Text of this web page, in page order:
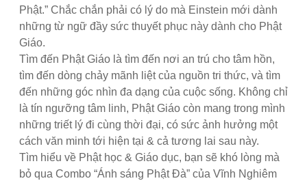
Phật.” Chắc chắn phải có lý do mà Einstein mới dành
những từ ngữ đầy sức thuyết phục này dành cho Phật
Giáo.
Tìm đến Phật Giáo là tìm đến nơi an trú cho tâm hồn,
tìm đến dòng chảy mãnh liệt của nguồn tri thức, và tìm
đến những góc nhìn đa dạng của cuộc sống. Không chỉ
là tín ngưỡng tâm linh, Phật Giáo còn mang trong mình
những triết lý đi cùng thời đại, có sức ảnh hưởng một
cách văn minh tới hiện tại & cả tương lai sau này.
Tìm hiểu về Phật học & Giáo dục, bạn sẽ khó lòng mà
bỏ qua Combo “Ánh sáng Phật Đà” của Vĩnh Nghiêm